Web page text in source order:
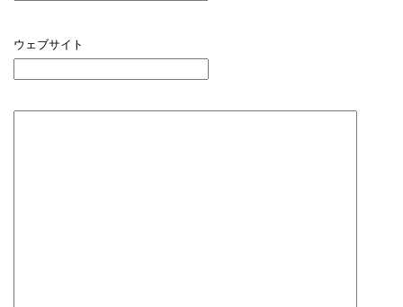
ウェブサイト